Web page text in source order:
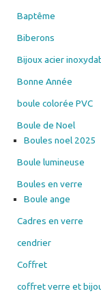
Baptême
Biberons
Bijoux acier
Bonne Année
boule colorée PVC
Boule de Noel
Boules noel 2025
Boule lumineuse
Boules en verre
Boule ange
Cadres en verre
cendrier
Coffret
coffret verre et